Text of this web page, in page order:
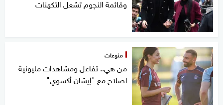
وقائمة النجوم تشعل التكهنات
منوعات
من هي.. تفاعل ومشاهدات مليونية
لصلاح مع "إيشان أكسوي"